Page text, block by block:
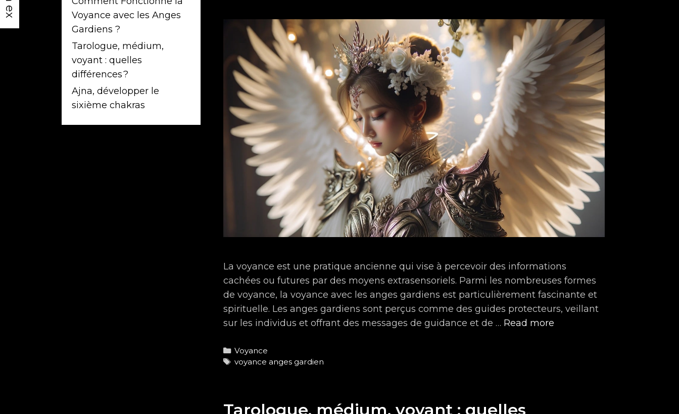
La voyance est une pratique ancienne qui vise à percevoir des informations
cachées ou futures par des moyens extrasensoriels. Parmi les nombreuses formes
de voyance, la voyance avec les anges gardiens est particulièrement fascinante et
spirituelle. Les anges gardiens sont perçus comme des guides protecteurs, veillant
sur les individus et offrant des messages de guidance et de … Read more
Categories
Voyance
Tags
voyance anges gardien
Tarologue, médium, voyant : quelles
Voyance avec les Anges
Gardiens ?
Tarologue, médium,
voyant : quelles
différences ?
Ajna, développer le
sixième chakras